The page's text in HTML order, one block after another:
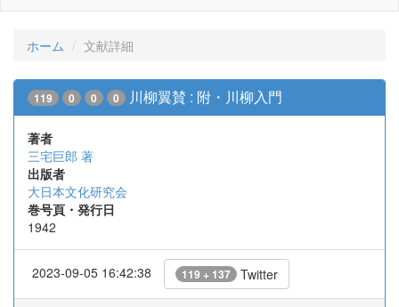
ホーム 文献詳細
119 0 0 0 川柳翼賛 : 附・川柳入門
著者
三宅巨郎 著
出版者
大日本文化研究会
巻号頁・発行日
1942
2023-09-05 16:42:38 119 + 137 Twitter